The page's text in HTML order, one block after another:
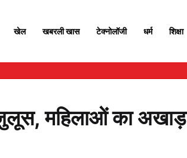
खेल खबरली खास टेक्नोलॉजी धर्म शिक्षा
महिलाओं का